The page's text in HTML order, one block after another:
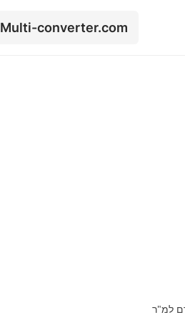
Multi-converter.com
למ"ר